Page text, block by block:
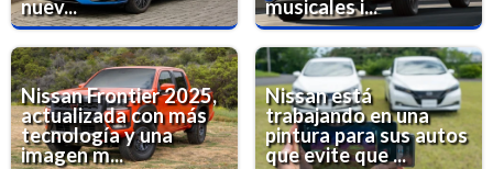
nuev...
musicales i...
Nissan Frontier 2025,
actualizada con más
tecnología y una
imagen m...
Nissan está
trabajando en una
pintura para sus autos
que evite que ...